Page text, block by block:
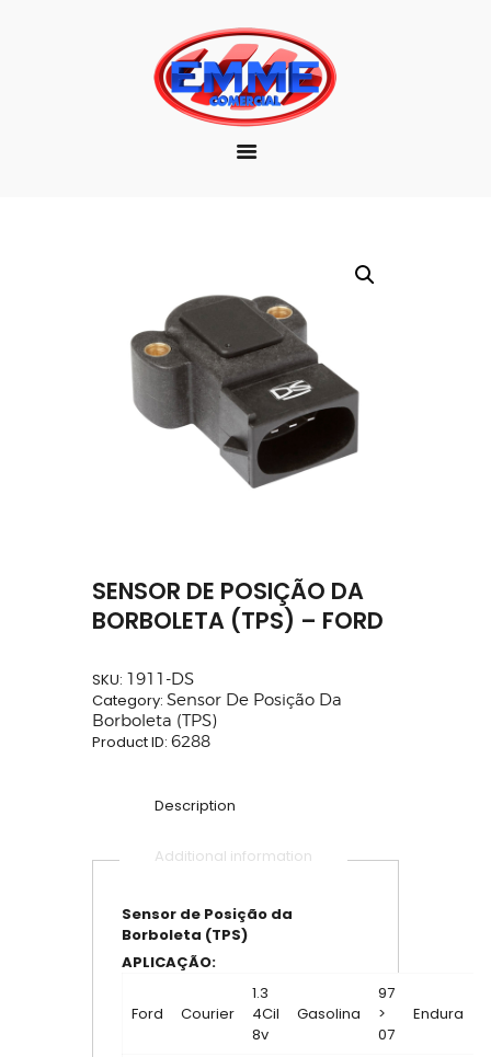
EMPRESA
MARCAS
PRODUTOS
SENSOR DE POSIÇÃO DA
BORBOLETA (TPS) – FORD
SKU: 1911-DS
Category: Sensor De Posição Da
Borboleta (TPS)
Product ID: 6288
Description
Additional information
Sensor de Posição da
Borboleta (TPS)
APLICAÇÃO:
Ford Courier
1.3
4Cil
8v
Gasolina
97
>
07
Endura